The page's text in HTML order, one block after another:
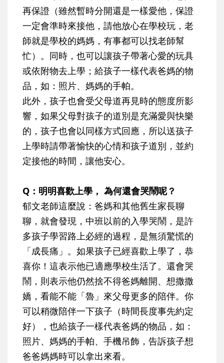
再保證（雖然暫時分開還是一樣愛他，保證
一定會準時來接他，請他放心在學校玩，老
師就是學校的媽媽，有事都可以找老師幫
忙）。同時，也可以讓孩子帶著心愛的玩具
或依附物去上學；給孩子一樣代表爸媽的物
品，如：照片、媽媽的手帕。
此外，孩子也會受父母道再見時的態度所影
響，如果父母對孩子的道別是充滿愛與快樂
的，孩子也會以同樣方式回應，所以送孩子
上學時請帶著愉快的心情和孩子道別，並約
定接他的時間，讓他安心。
Q：明明喜歡上學， 為何還會哭鬧呢？
郁文老師這麼說：爸媽和其他舊生家長聊
聊，就會發現，中班以前的入學哭鬧，是許
多孩子學習路上必經的過程，是無須驚慌的
「成長痛」。如果孩子已經喜歡上學了，恭
喜你！這表示他已適應學校生活了。還會哭
鬧，則表示他仍然捨不得爸媽離開、想撒撒
嬌，看能不能「魯」來父母更多的陪伴。你
可以稍微陪伴一下孩子（時間長度事先約定
好），也給孩子一樣代表爸媽的物品，如：
照片、媽媽的手帕、手機吊飾，告訴孩子想
爸爸媽媽時可以拿出來看。